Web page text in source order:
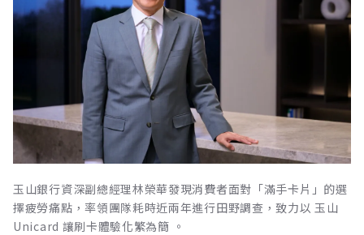
玉山銀行資深副總經理林榮華發現消費者面對「滿手卡片」的選
擇疲勞痛點，率領團隊耗時近兩年進行田野調查，致力以 玉山
Unicard 讓刷卡體驗化繁為簡 。